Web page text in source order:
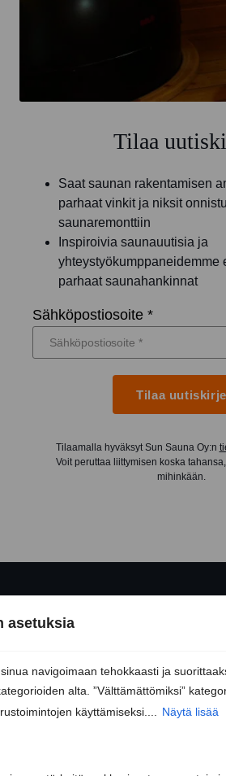
asetuksia
navigoimaan tehokkaasti ja
alta. ”Välttämättömiksi”
käyttämiseksi....
Näytä lisää
Tilaa
Saat saunan rakentamisen
parhaat vinkit ja niksit
saunaremonttiin
Inspiroivia saunauutisia ja
yhteystyökumppaneidemme
parhaat saunahankinnat
Sähköpostiosoite *
Tilaa uutiskirje
Tilaamalla hyväksyt Sun Sauna Oy:n
Voit peruttaa liittymisen koska
mihinkään.
Sun Sauna Oy, Jyväskylä